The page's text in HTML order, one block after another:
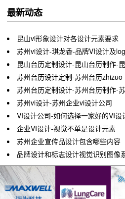
最新动态
昆山vi形象设计对各设计元素要求
苏州vi设计-琪龙香-品牌VI设计及
昆山台历定制设计-昆山台历制作-
苏州台历设计定制-苏州台历zhizuo
苏州台历定制设计-苏州台历制作-
苏州vi设计-苏州企业vi设计公司
VI设计公司-如何选择一家好的VI设
企业VI设计-视觉不单是设计元素
苏州企业宣传品设计包含哪些内容
品牌设计和标志设计视觉识别图像